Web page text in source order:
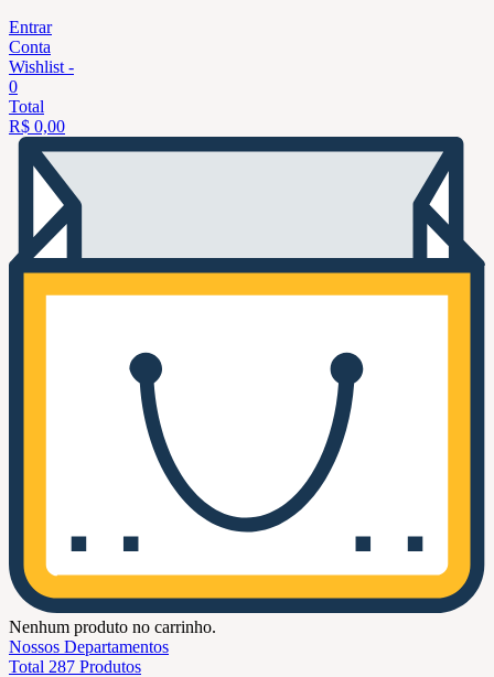
Entrar
Conta
Wishlist -
0
Total
R$ 0,00
Nenhum produto no carrinho.
Nossos Departamentos
Total 287 Produtos